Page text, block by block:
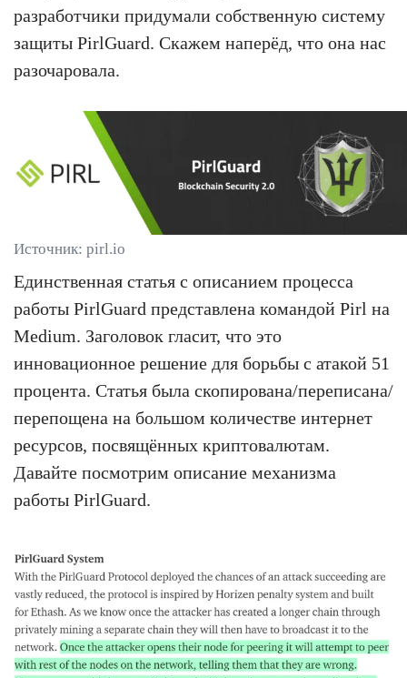
разработчики придумали собственную систему
защиты PirlGuard. Скажем наперёд, что она нас
разочаровала.
Источник: pirl.io
Единственная статья с описанием процесса
работы PirlGuard представлена командой Pirl на
Medium. Заголовок гласит, что это
инновационное решение для борьбы с атакой 51
процента. Статья была скопирована/переписана/
перепощена на большом количестве интернет
ресурсов, посвящённых криптовалютам.
Давайте посмотрим описание механизма
работы PirlGuard.